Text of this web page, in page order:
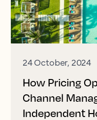
24 October, 2024
How Pricing
Channel
Independent